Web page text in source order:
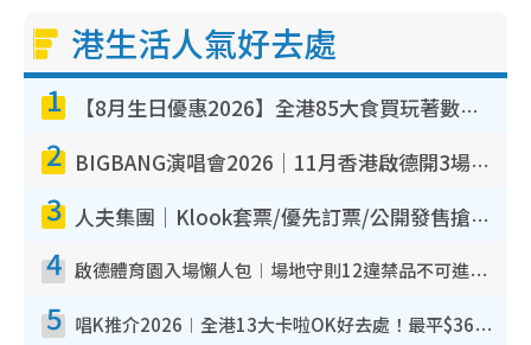
港生活人氣好去處
1 【8月生日優惠2026】全港85大食買玩著數攻略 自助餐/火鍋放題同行免費＋誠品/DONKI送現金券
2 BIGBANG演唱會2026｜11月香港啟德開3場！實名制VIP申請、優先購票攻略
3 人夫集團｜Klook套票/優先訂票/公開發售搶飛攻略！附票價.購票連結.場地座位表
4 啟德體育園入場懶人包︱場地守則12違禁品不可進場准帶細水樽但全場禁樽蓋！應援牌有限制！
5 唱K推介2026︱全港13大卡啦OK好去處！最平$36起 日文K都有！(附地址+收費詳情)